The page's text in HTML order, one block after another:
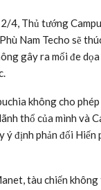
4, Thủ tướng
Nam Techo sẽ
gây ra mối đe
không cho
thổ của mình và
ý định phản đối Hiến
tàu chiến không